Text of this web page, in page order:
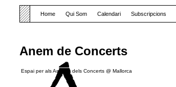
Anem de Concerts
Espai per als Amants dels Concerts @ Mallorca
Home Qui Som Calendari Subscripcions